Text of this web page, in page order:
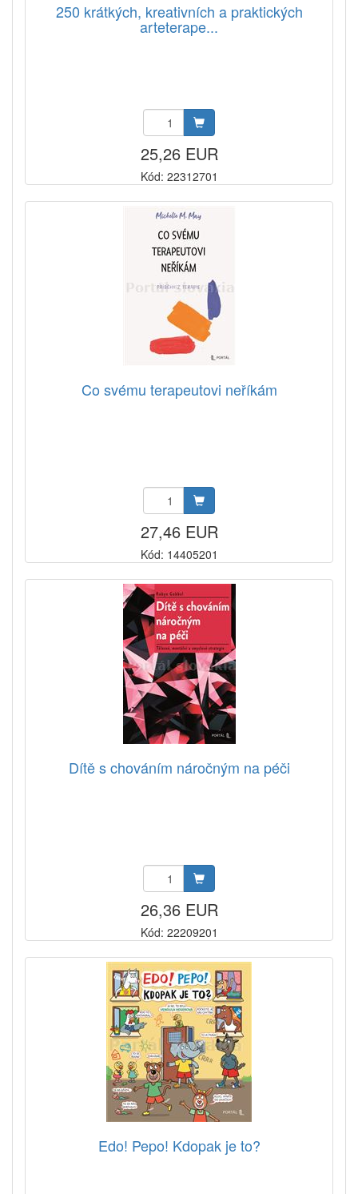
250 krátkých, kreativních a praktických
arteterape...
25,26 EUR
Kód: 22312701
Co svému terapeutovi neříkám
27,46 EUR
Kód: 14405201
Dítě s chováním náročným na péči
26,36 EUR
Kód: 22209201
Edo! Pepo! Kdopak je to?